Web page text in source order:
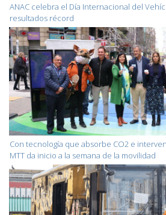
ANAC celebra el Día Internacional del
resultados récord
Con tecnología que absorbe CO2 e
MTT da inicio a la semana de la movilidad